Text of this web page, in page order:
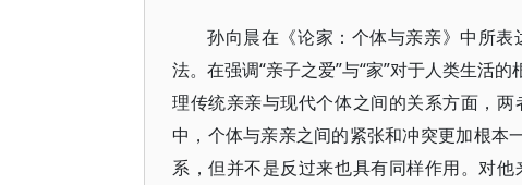
孙向晨在《论家：个体与亲亲》中所
法。在强调“亲子之爱”与“家”对于人类生活
理传统亲亲与现代个体之间的关系方面，
中，个体与亲亲之间的紧张和冲突更加根本
系，但并不是反过来也具有同样作用。对